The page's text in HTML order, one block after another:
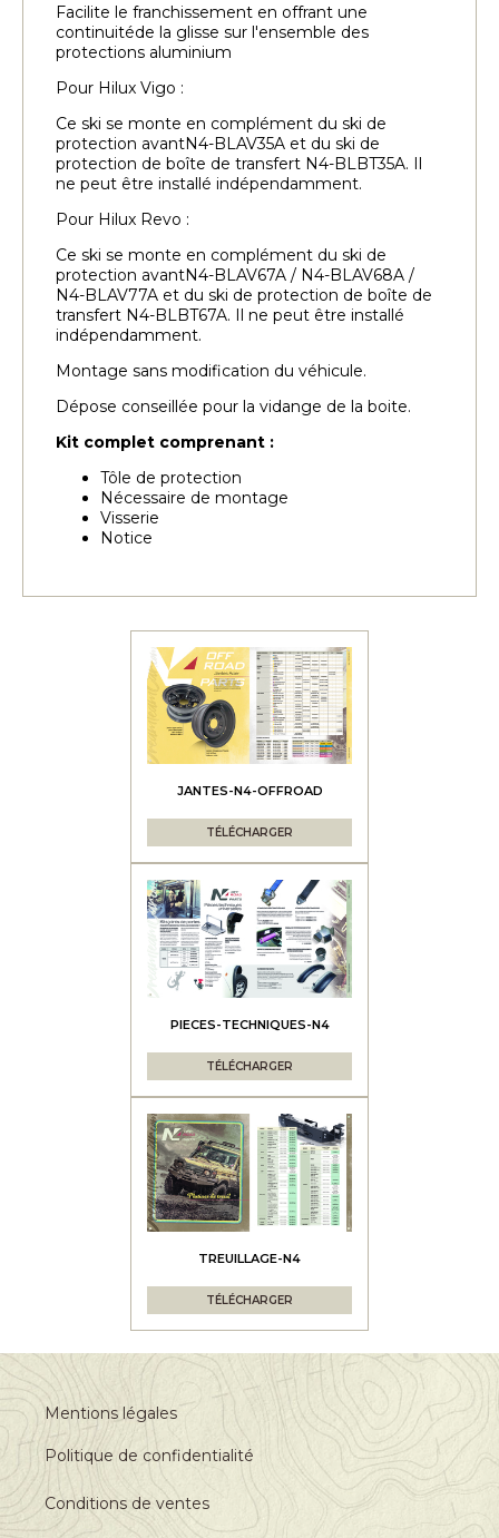
Facilite le franchissement en offrant une
continuitéde la glisse sur l'ensemble des
protections aluminium
Pour Hilux Vigo :
Ce ski se monte en complément du ski de
protection avantN4-BLAV35A et du ski de
protection de boîte de transfert N4-BLBT35A. Il
ne peut être installé indépendamment.
Pour Hilux Revo :
Ce ski se monte en complément du ski de
protection avantN4-BLAV67A / N4-BLAV68A /
N4-BLAV77A et du ski de protection de boîte de
transfert N4-BLBT67A. Il ne peut être installé
indépendamment.
Montage sans modification du véhicule.
Dépose conseillée pour la vidange de la boite.
Kit complet comprenant :
Tôle de protection
Nécessaire de montage
Visserie
Notice
JANTES-N4-OFFROAD
TÉLÉCHARGER
PIECES-TECHNIQUES-N4
TÉLÉCHARGER
TREUILLAGE-N4
TÉLÉCHARGER
Mentions légales
Politique de confidentialité
Conditions de ventes